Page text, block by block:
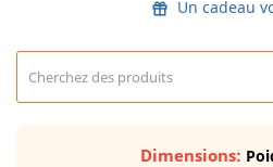
Un cadeau
Dimensions: